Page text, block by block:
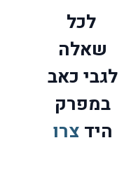
לכל
שאלה
לגבי כאב
במפרק
היד צרו